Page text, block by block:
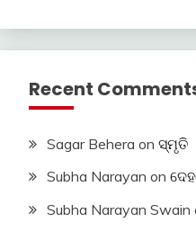
Recent
Sagar Behera on ସ୍ମୃତି
Subha Narayan on
Subha Narayan Swain